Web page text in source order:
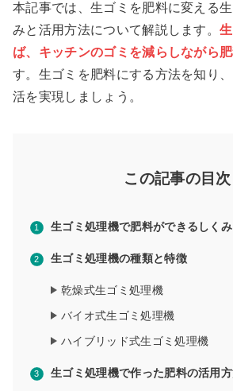
本記事では、生ゴミを肥料に変える
みと活用方法について解説します。
ば、キッチンのゴミを減らしながら
す。生ゴミを肥料にする方法を知り
活を実現しましょう。
この記事の目次
生ゴミ処理機で肥料ができるしくみ
生ゴミ処理機の種類と特徴
乾燥式生ゴミ処理機
バイオ式生ゴミ処理機
ハイブリッド式生ゴミ処理機
生ゴミ処理機で作った肥料の活用